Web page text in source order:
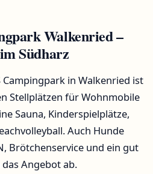
Walkenried –
Südharz
in Walkenried ist
Stellplätzen für Wohnmobile
Sauna, Kinderspielplätze,
Auch Hunde
Brötchenservice und ein gut
Angebot ab.